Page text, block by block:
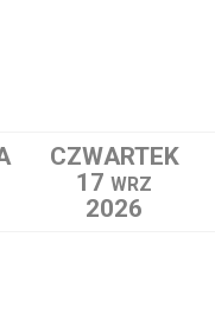
CZWARTEK
17 WRZ
2026